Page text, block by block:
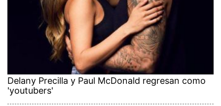
Delany Precilla y Paul McDonald regresan como
'youtubers'